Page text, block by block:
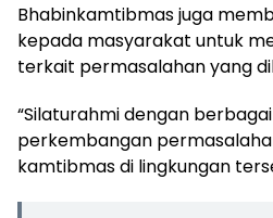
Bhabinkamtibmas juga
kepada masyarakat untuk
terkait permasalahan yang
“Silaturahmi dengan
perkembangan
kamtibmas di lingkungan